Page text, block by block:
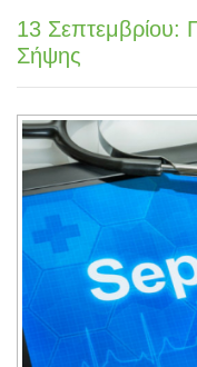
13 Σεπτεμβρίου:
Σήψης